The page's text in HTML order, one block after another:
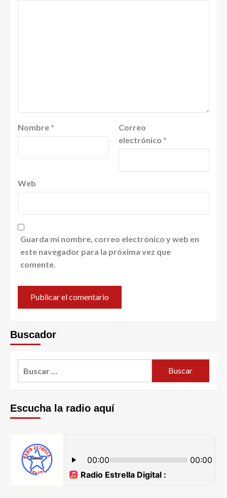
Nombre *
Correo
electrónico *
Web
Guarda mi nombre, correo electrónico y web en
este navegador para la próxima vez que
comente.
Buscador
Escucha la radio aquí